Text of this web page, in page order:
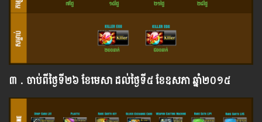
៣．ចាប់ពី​ថ្ងៃ​ទី​​២៦ ខែមេសា ដល់​ថ្ងៃ​ទី៥ ខែឧសភា ឆ្នាំ​២០១៥